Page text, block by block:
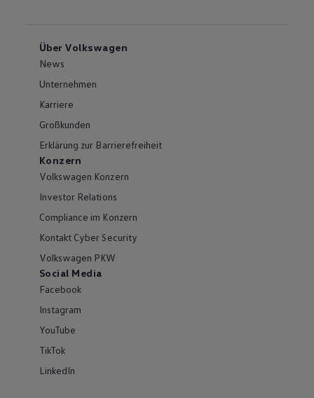
Über Volkswagen
News
Unternehmen
Karriere
Großkunden
Erklärung zur Barrierefreiheit
Konzern
Volkswagen Konzern
Investor Relations
Compliance im Konzern
Kontakt Cyber Security
Volkswagen PKW
Social Media
Facebook
Instagram
YouTube
TikTok
LinkedIn